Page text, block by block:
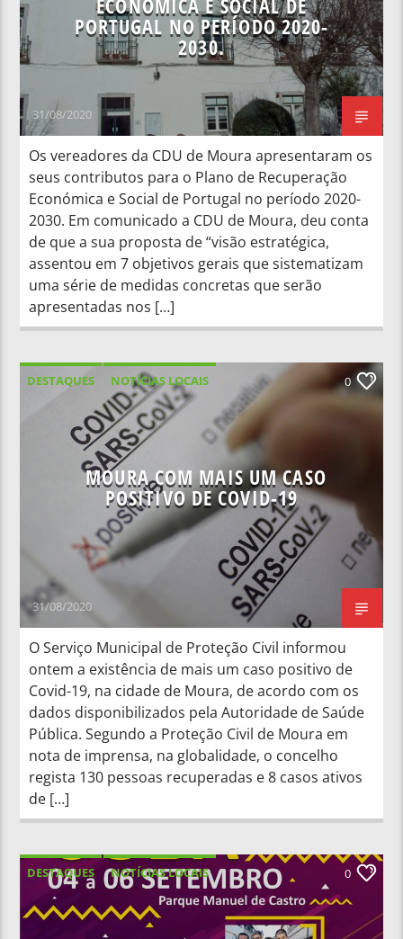
ECONÓMICA E SOCIAL DE
PORTUGAL NO PERÍODO 2020-
2030.
31/08/2020
Os vereadores da CDU de Moura apresentaram os
seus contributos para o Plano de Recuperação
Económica e Social de Portugal no período 2020-
2030. Em comunicado a CDU de Moura, deu conta
de que a sua proposta de “visão estratégica,
assentou em 7 objetivos gerais que sistematizam
uma série de medidas concretas que serão
apresentadas nos […]
DESTAQUES NOTÍCIAS LOCAIS 0
MOURA COM MAIS UM CASO
POSITIVO DE COVID-19
31/08/2020
O Serviço Municipal de Proteção Civil informou
ontem a existência de mais um caso positivo de
Covid-19, na cidade de Moura, de acordo com os
dados disponibilizados pela Autoridade de Saúde
Pública. Segundo a Proteção Civil de Moura em
nota de imprensa, na globalidade, o concelho
regista 130 pessoas recuperadas e 8 casos ativos
de […]
DESTAQUES NOTÍCIAS LOCAIS 0